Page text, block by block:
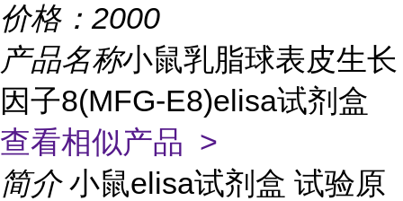
价格： 2000
产品名称小鼠乳脂球表皮生长
因子8(MFG-E8)elisa试剂盒
查看相似产品 >
简介 小鼠elisa试剂盒 试验原